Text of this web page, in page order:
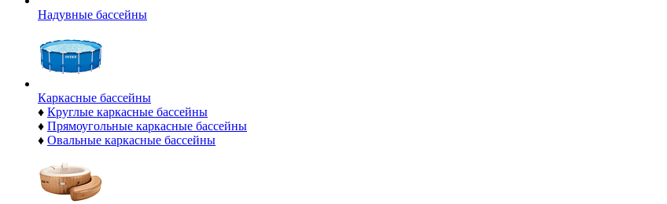
Надувные бассейны
Каркасные бассейны
♦ Круглые каркасные бассейны
♦ Прямоугольные каркасные бассейны
♦ Овальные каркасные бассейны